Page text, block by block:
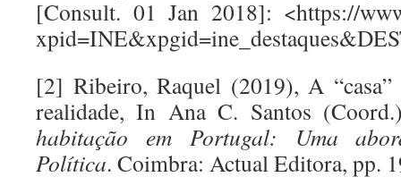
[Consult. 01 Jan 2018]: <https://
[2] Ribeiro, Raquel (2019), A
realidade, In Ana C. Santos
habitação em Portugal: Uma
Política. Coimbra: Actual Editora, pp.